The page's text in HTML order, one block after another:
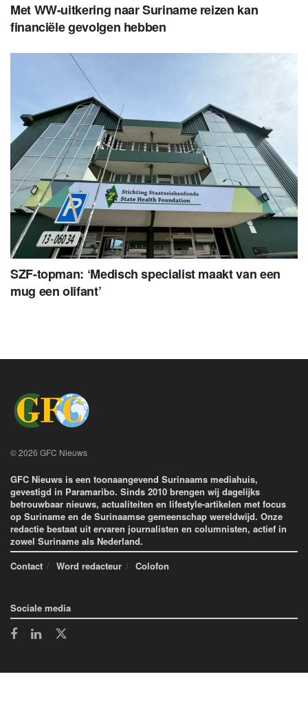
Met WW-uitkering naar Suriname reizen kan
financiële gevolgen hebben
SZF-topman: ‘Medisch specialist maakt van een
mug een olifant’
© 2026 GFC Nieuws
GFC Nieuws is een toonaangevend Surinaams mediahuis,
gevestigd in Paramaribo. Sinds 2010 brengen wij dagelijks
betrouwbaar nieuws, actualiteiten en lifestyle-artikelen met focus
op Suriname en de Surinaamse gemeenschap wereldwijd. Onze
redactie bestaat uit ervaren journalisten en columnisten, actief in
zowel Suriname als Nederland.
Contact
Word redacteur Colofon
Sociale media